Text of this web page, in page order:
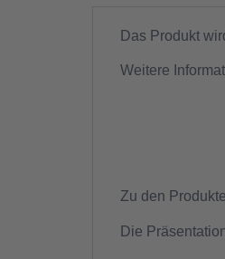
Das Produkt
Weitere
Zu den
Die